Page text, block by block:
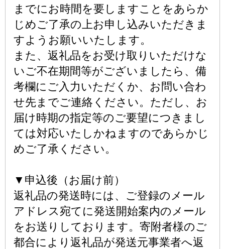
までにお時間を要しますことをあらか
じめご了承の上お申し込みいただきま
すようお願いいたします。
また、返礼品をお受け取りいただけな
いご不在期間等がございましたら、備
考欄にご入力いただくか、お問い合わ
せ先までご連絡ください。ただし、お
届け時期の指定等のご要望につきまし
ては対応いたしかねますのであらかじ
めご了承ください。
▼申込後（お届け前）
返礼品の発送時には、ご登録のメール
アドレス宛てに発送開始案内のメール
をお送りしております。寄附者様のご
都合により返礼品が発送元事業者へ返